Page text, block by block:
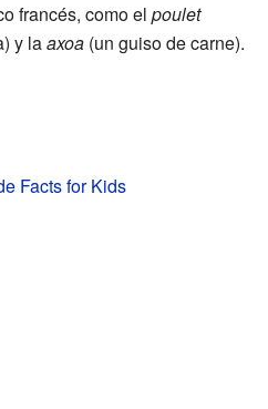
francés, como el poulet
y laaxoa (un guiso de carne).
Facts for Kids